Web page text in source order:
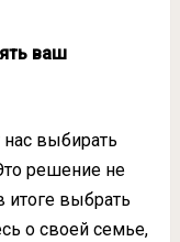
ваш
нас выбирать
решение не
итоге выбрать
о своей семье,